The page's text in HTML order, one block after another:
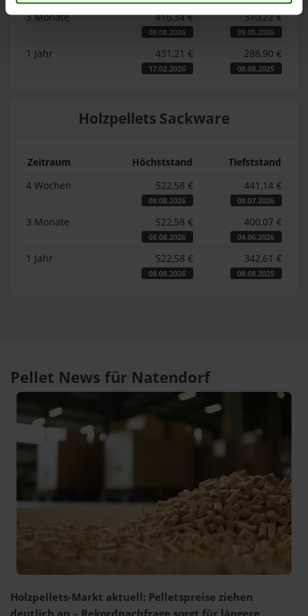
3 Monate 416,34 €
08.08.2026
370,22 €
09.05.2026
1 Jahr 431,21 €
17.02.2026
288,90 €
08.08.2025
Holzpellets Sackware
Zeitraum Höchststand
Tiefststand
4 Wochen
522,58 €
08.08.2026
441,14 €
08.07.2026
3 Monate 522,58 €
08.08.2026
400,07 €
04.06.2026
1 Jahr 522,58 €
08.08.2026
342,61 €
08.08.2025
Pellet News für Natendorf
Holzpellets-Markt aktuell: Pelletspreise ziehen